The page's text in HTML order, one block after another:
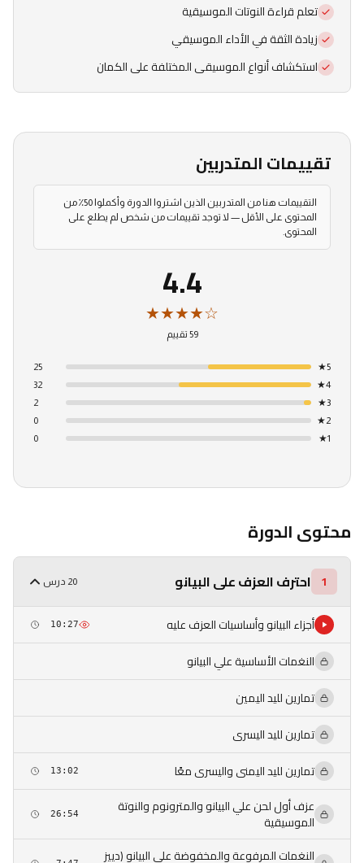
تعلم قراءة النوتات الموسيقية
زيادة الثقة في الأداء الموسيقي
استكشاف أنواع الموسيقى المختلفة على الكمان
تقييمات المتدربين
التقييمات هنا من المتدربين الذين اشتروا الدورة وأكملوا 50٪ من
المحتوى على الأقل — لا توجد تقييمات من شخص لم يطلع على
المحتوى.
4.4
★★★★☆
59 تقييم
5
★
25
4
★
32
3
★
2
2
★
0
1
★
0
محتوى الدورة
1 احترف العزف على البيانو 20 درس
أجزاء البيانو وأساسيات العزف عليه 10:27
النغمات الأساسية علي البيانو
تمارين لليد اليمين
تمارين لليد اليسرى
تمارين لليد اليمنى واليسرى معًا
13:02
عزف أول لحن علي البيانو والمترونوم والنوتة
الموسيقية 26:54
النغمات المرفوعة والمخفوضة علي البيانو (دييز